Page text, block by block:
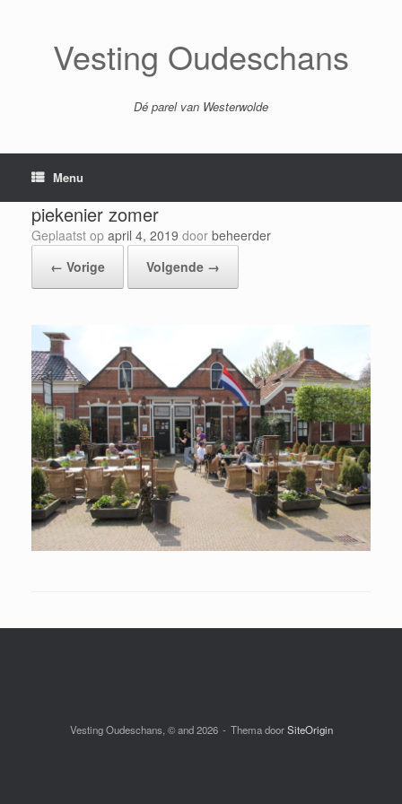
Vesting Oudeschans
Dé parel van Westerwolde
Menu
piekenier zomer
Geplaatst op april 4, 2019 door beheerder
← Vorige
Volgende →
Vesting Oudeschans, © and 2026 Thema doorSiteOrigin